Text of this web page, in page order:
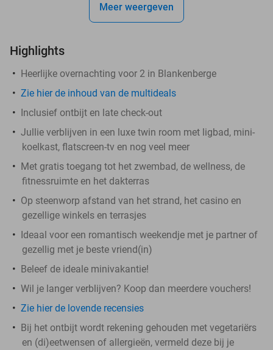
Meer weergeven
Highlights
Heerlijke overnachting voor 2 in Blankenberge
Zie hier de inhoud van de multideals
Inclusief ontbijt en late check-out
Jullie verblijven in een luxe twin room met ligbad, mini-
koelkast, flatscreen-tv en nog veel meer
Met gratis toegang tot het zwembad, de wellness, de
fitnessruimte en het dakterras
Op steenworp afstand van het strand, het casino en
gezellige winkels en terrasjes
Ideaal voor een romantisch weekendje met je partner of
gezellig met je beste vriend(in)
Beleef de ideale minivakantie!
Wil je langer verblijven? Koop dan meerdere vouchers!
Zie hier de lovende recensies
Bij het ontbijt wordt rekening gehouden met vegetariërs
en (di)eetwensen of allergieën, vermeld deze bij je